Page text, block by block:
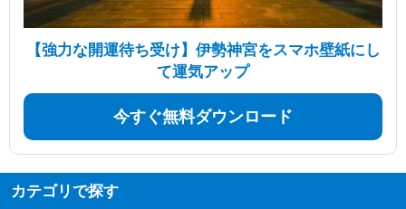
【強力な開運待ち受け】伊勢神宮をスマホ壁紙にし
て運気アップ
今すぐ無料ダウンロード
カテゴリで探す